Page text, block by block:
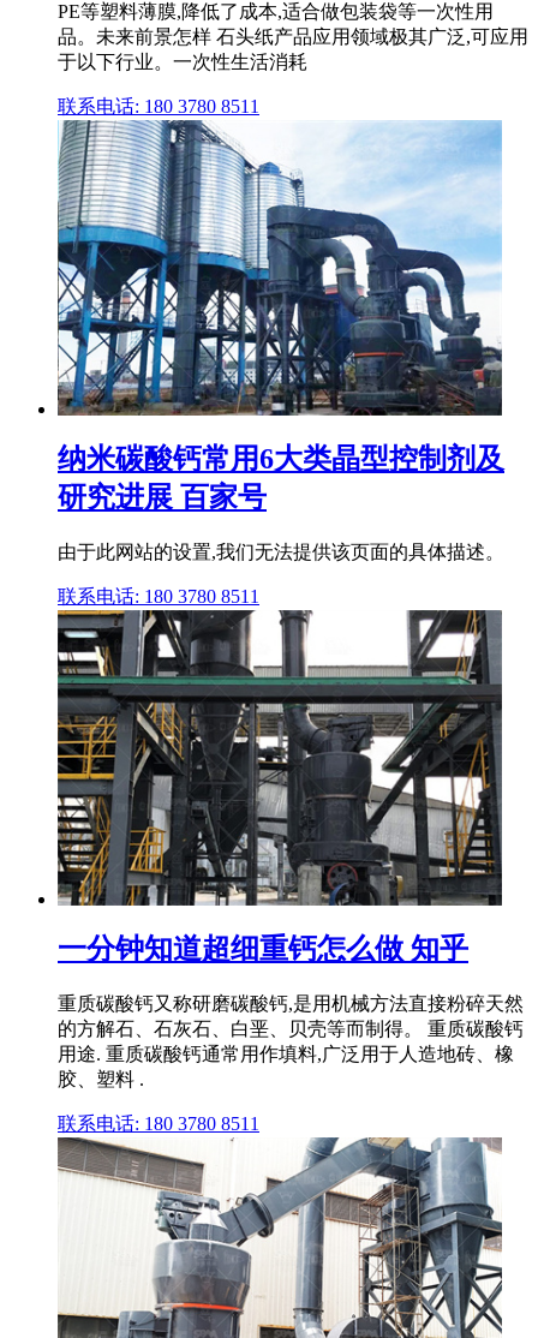
PE等塑料薄膜,降低了成本,适合做包装袋等一次性用
品。未来前景怎样 石头纸产品应用领域极其广泛,可应用
于以下行业。一次性生活消耗
联系电话: 180 3780 8511
纳米碳酸钙常用6大类晶型控制剂及
研究进展 百家号
由于此网站的设置,我们无法提供该页面的具体描述。
联系电话: 180 3780 8511
一分钟知道超细重钙怎么做 知乎
重质碳酸钙又称研磨碳酸钙,是用机械方法直接粉碎天然
的方解石、石灰石、白垩、贝壳等而制得。 重质碳酸钙
用途. 重质碳酸钙通常用作填料,广泛用于人造地砖、橡
胶、塑料 .
联系电话: 180 3780 8511